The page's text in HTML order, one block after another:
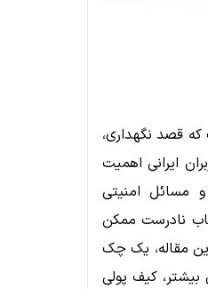
قصد نگهداری،
ایرانی اهمیت
مسائل امنیتی
نادرست ممکن
مقاله، یک چک
بیشتر، کیف پولی